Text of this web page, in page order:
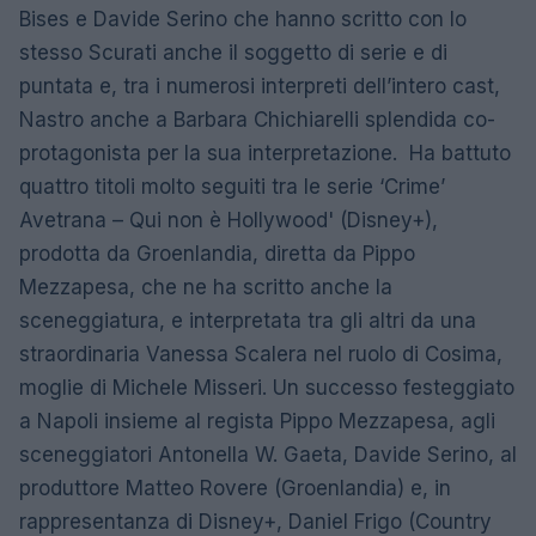
Bises e Davide Serino che hanno scritto con lo
stesso Scurati anche il soggetto di serie e di
puntata e, tra i numerosi interpreti dell’intero cast,
Nastro anche a Barbara Chichiarelli splendida co-
protagonista per la sua interpretazione. Ha battuto
quattro titoli molto seguiti tra le serie ‘Crime’
Avetrana – Qui non è Hollywood' (Disney+),
prodotta da Groenlandia, diretta da Pippo
Mezzapesa, che ne ha scritto anche la
sceneggiatura, e interpretata tra gli altri da una
straordinaria Vanessa Scalera nel ruolo di Cosima,
moglie di Michele Misseri. Un successo festeggiato
a Napoli insieme al regista Pippo Mezzapesa, agli
sceneggiatori Antonella W. Gaeta, Davide Serino, al
produttore Matteo Rovere (Groenlandia) e, in
rappresentanza di Disney+, Daniel Frigo (Country